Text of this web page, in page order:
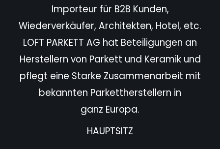
Importeur für B2B Kunden,
Wiederverkäufer, Architekten, Hotel, etc.
LOFT PARKETT AG hat Beteiligungen an
Herstellern von Parkett und Keramik und
pflegt eine Starke Zusammenarbeit mit
bekannten Parkettherstellern in
ganz Europa.
HAUPTSITZ